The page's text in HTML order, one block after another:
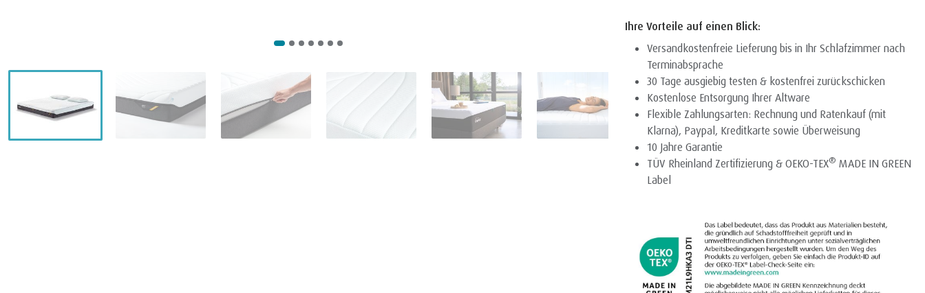
Ihre Vorteile auf einen Blick:
Versandkostenfreie Lieferung bis in Ihr Schlafzimmer nach
Terminabsprache
30 Tage ausgiebig testen & kostenfrei zurückschicken
Kostenlose Entsorgung Ihrer Altware
Flexible Zahlungsarten: Rechnung und Ratenkauf (mit
Klarna), Paypal, Kreditkarte sowie Überweisung
10 Jahre Garantie
TÜV Rheinland Zertifizierung & OEKO-TEX® MADE IN GREEN
Label